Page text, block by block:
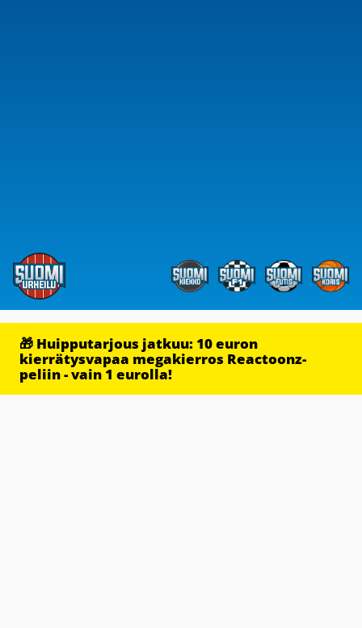
🎁 Huipputarjous jatkuu: 10 euron
kierrätysvapaa megakierros Reactoonz-
peliin - vain 1 eurolla!